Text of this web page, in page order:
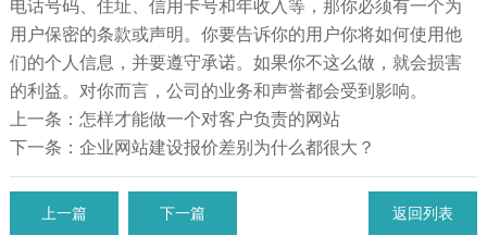
电话号码、住址、信用卡号和年收入等，那你必须有一个为
用户保密的条款或声明。你要告诉你的用户你将如何使用他
们的个人信息，并要遵守承诺。如果你不这么做，就会损害
的利益。对你而言，公司的业务和声誉都会受到影响。
上一条：怎样才能做一个对客户负责的网站
下一条：企业网站建设报价差别为什么都很大？
上一篇 下一篇 返回列表